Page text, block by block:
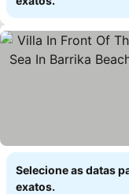
Selecione as datas
exatos.